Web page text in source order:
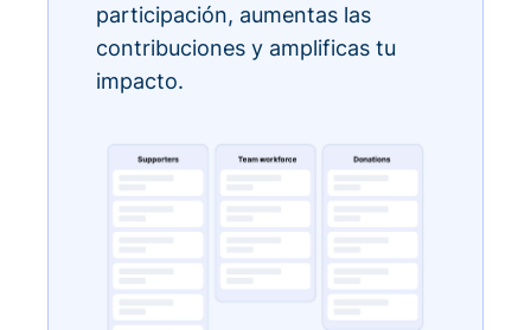
participación, aumentas las
contribuciones y amplificas tu
impacto.